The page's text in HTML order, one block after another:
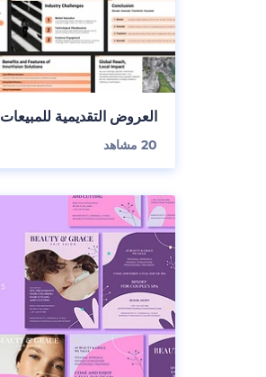
العروض التقديمية للمبيعات
20مشاهد